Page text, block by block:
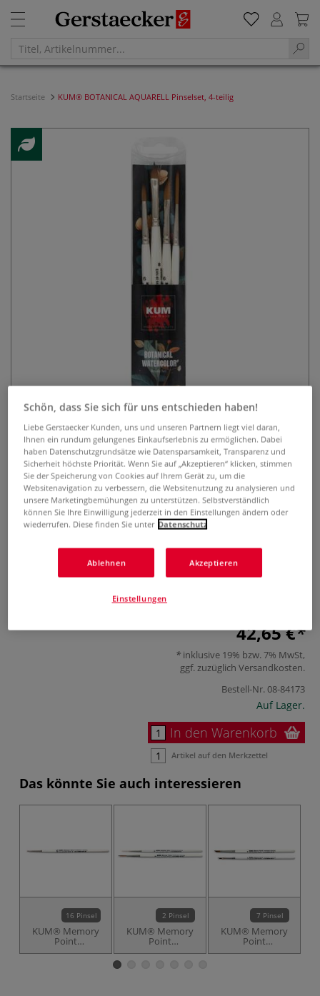
Startseite KUM® BOTANICAL AQUARELL Pinselset, 4-teilig
KUM® BOTANICAL AQUARELL
Pinselset, 4-teilig
0 Bewertungen
KUM Botanical Aquarell Set mit 4 Memory Point Pinseln.
Farbverläufe. Inkl. Technikguide.
Mehr
42,65 €
inklusive 19% bzw. 7% MwSt,
ggf. zuzüglich Versandkosten.
Bestell-Nr.08-84173
Auf Lager.
In den Warenkorb
Artikel auf den Merkzettel
Das könnte Sie auch interessieren
16 Pinsel
KUM® Memory
Point
Synthetikpinsel,
2 Pinsel
KUM® Memory
Point
Synthetikpinsel,
7 Pinsel
KUM® Memory
Point
Synthetikpinsel,
Schön, dass Sie sich für uns entschieden haben!
Liebe Gerstaecker Kunden, uns und unseren Partnern liegt viel daran,
Ihnen ein rundum gelungenes Einkaufserlebnis zu ermöglichen. Dabei
haben Datenschutzgrundsätze wie Datensparsamkeit, Transparenz und
Sicherheit höchste Priorität. Wenn Sie auf „Akzeptieren“ klicken, stimmen
Sie der Speicherung von Cookies auf Ihrem Gerät zu, um die
Websitenavigation zu verbessern, die Websitenutzung zu analysieren und
unsere Marketingbemühungen zu unterstützen. Selbstverständlich
können Sie Ihre Einwilligung jederzeit in den Einstellungen ändern oder
wiederrufen. Diese finden Sie unter Datenschutz
Ablehnen Akzeptieren
Einstellungen